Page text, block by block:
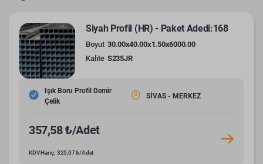
Siyah Profil (HR) - Paket Adedi:168
Boyut 30.00x40.00x1.50x6000.00
Kalite S235JR
Işık Boru Profil Demir
Çelik
SİVAS - MERKEZ
357,58 ₺/Adet
KDV Hariç: 325,07 ₺/Adet